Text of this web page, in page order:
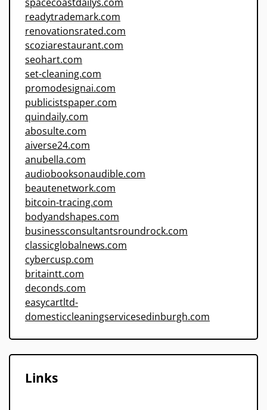
readytrademark.com
renovationsrated.com
scoziarestaurant.com
seohart.com
set-cleaning.com
promodesignai.com
publicistspaper.com
quindaily.com
abosulte.com
aiverse24.com
anubella.com
audiobooksonaudible.com
beautenetwork.com
bitcoin-tracing.com
bodyandshapes.com
businessconsultantsroundrock.com
classicglobalnews.com
cybercusp.com
britaintt.com
deconds.com
easycartltd-
domesticcleaningservicesedinburgh.com
Links